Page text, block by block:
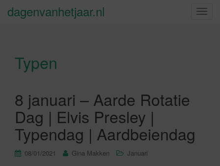
S
dagenvanhetjaar.nl
Typen
8 januari – Aarde Rotatie
Dag | Elvis Presley |
Typendag | Aardbeiendag
08/01/2021 Gina Makken Januari